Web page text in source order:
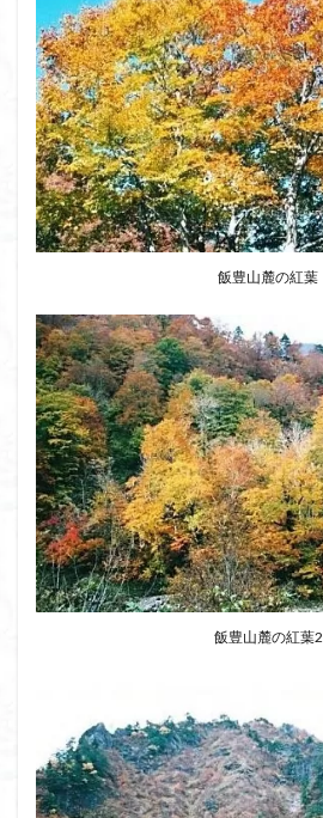
飯豊山麓の紅葉
飯豊山麓の紅葉2